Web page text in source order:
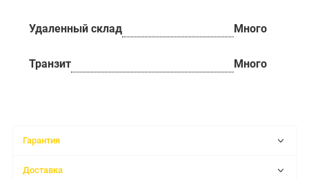
Удаленный склад Много
Транзит Много
Гарантия
Доставка